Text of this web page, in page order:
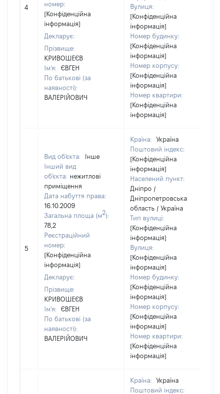
4
номер:
[Конфіденційна
інформація]
Декларує:
Прізвище:
КРИВОШЕЄВ
Ім'я:
ЄВГЕН
По батькові (за
наявності):
ВАЛЕРІЙОВИЧ
Вулиця:
[Конфіденційна
інформація]
Номер будинку:
[Конфіденційна
інформація]
Номер корпусу:
[Конфіденційна
інформація]
Номер квартири:
[Конфіденційна
інформація]
5
Вид об'єкта:
Інше
Інший вид
об'єкта: нежитлові
приміщення
Дата набуття права:
16.10.2009
Загальна площа (м2):
78,2
Реєстраційний
номер:
[Конфіденційна
інформація]
Декларує:
Прізвище:
КРИВОШЕЄВ
Ім'я:
ЄВГЕН
По батькові (за
наявності):
ВАЛЕРІЙОВИЧ
Країна:
Україна
Поштовий індекс:
[Конфіденційна
інформація]
Населений пункт:
Дніпро /
Дніпропетровська
область / Україна
Тип вулиці:
[Конфіденційна
інформація]
Вулиця:
[Конфіденційна
інформація]
Номер будинку:
[Конфіденційна
інформація]
Номер корпусу:
[Конфіденційна
інформація]
Номер квартири:
[Конфіденційна
інформація]
Країна:
Україна
Поштовий індекс: